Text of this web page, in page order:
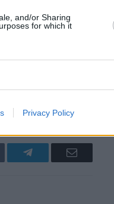
and/or Sharing
for which it
Privacy Policy
Telegram Email